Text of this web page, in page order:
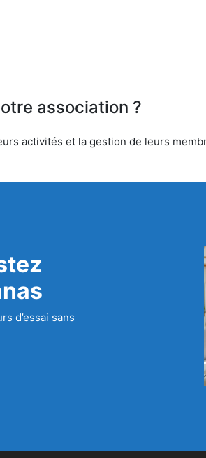
association ?
activités et la gestion de leurs
d’essai sans